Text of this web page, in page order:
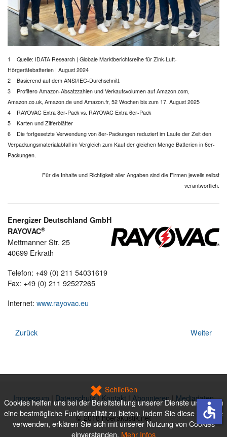
1 Quelle: IDATA Research | Globale Marktberichtsreihe für Zink-Luft-
Hörgerätebatterien | August 2024
2 Basierend auf dem ANSI/IEC-Durchschnitt.
3 Profitero Amazon-Absatzzahlen und Verkaufsvolumen auf Amazon.com,
Amazon.co.uk, Amazon.de und Amazon.fr, 52 Wochen bis zum 17. August 2025
4 RAYOVAC Extra 8er-Pack vs. RAYOVAC Extra 6er-Pack
5 Karten und Zifferblätter
6 Die fortgesetzte Verwendung von 8er-Packungen reduziert im Laufe der Zeit den
Verpackungsmaterialabfall im Vergleich zum Kauf der gleichen Menge Batterien in 6er-
Packungen.
Für die Inhalte und Richtigkeit aller Angaben sind die Firmen jeweils selbst
verantwortlich.
Energizer Deutschland GmbH
RAYOVAC®
Mettmanner Str. 25
40699 Erkrath
Telefon: +49 (0) 211 54031619
Fax: +49 (0) 211 92527265
Internet: www.rayovac.eu
Zurück Weiter
Impressum | Datenschutz|Kontakt | Abonnieren| Mediadaten
© 2018 hoerakustik.net
Schließen
Cookies helfen uns bei der Bereitstellung unserer Dienste und Ihnen
eine bestmögliche Funktionalität zu bieten. Indem Sie diese Website
verwenden, erklären Sie sich mit unserer Nutzung von Cookies
einverstanden. Mehr Infos
accessible